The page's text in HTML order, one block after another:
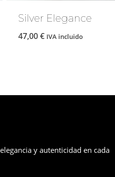
Silver Elegance
47,00€ IVA incluido
y autenticidad en cada